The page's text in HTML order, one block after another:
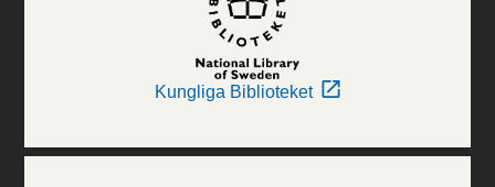
Kungliga Biblioteket